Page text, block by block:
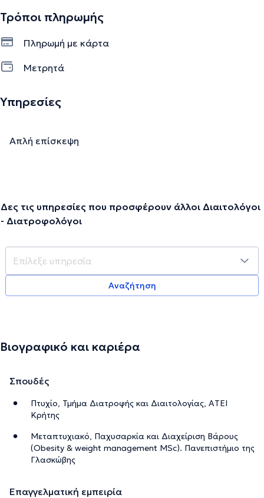
Τρόποι πληρωμής
Πληρωμή με κάρτα
Μετρητά
Υπηρεσίες
Απλή επίσκεψη
Δες τις υπηρεσίες που προσφέρουν άλλοι Διαιτολόγοι
- Διατροφολόγοι
Αναζήτηση
Βιογραφικό και καριέρα
Σπουδές
Πτυχίο, Τμήμα Διατροφής και Διαιτολογίας, AΤΕΙ
Κρήτης
Μεταπτυχιακό, Παχυσαρκία και Διαχείριση Βάρους
(Obesity & weight management MSc). Πανεπιστήμιο της
Γλασκώβης
Επαγγελματική εμπειρία